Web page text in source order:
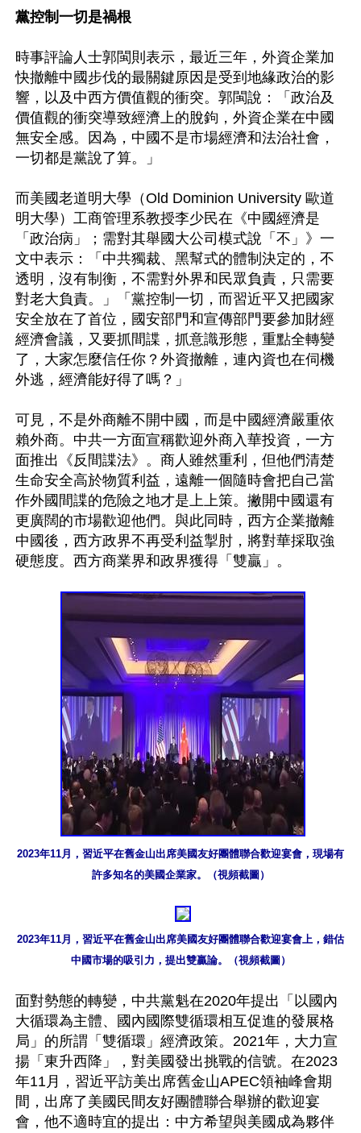
黨控制一切是禍根
時事評論人士郭閩則表示，最近三年，外資企業加
快撤離中國步伐的最關鍵原因是受到地緣政治的影
響，以及中西方價值觀的衝突。郭閩說：「政治及
價值觀的衝突導致經濟上的脫鉤，外資企業在中國
無安全感。因為，中國不是市場經濟和法治社會，
一切都是黨說了算。」
而美國老道明大學（Old Dominion University 歐道
明大學）工商管理系教授李少民在《中國經濟是
「政治病」；需對其舉國大公司模式說「不」》一
文中表示：「中共獨裁、黑幫式的體制決定的，不
透明，沒有制衡，不需對外界和民眾負責，只需要
對老大負責。」「黨控制一切，而習近平又把國家
安全放在了首位，國安部門和宣傳部門要參加財經
經濟會議，又要抓間諜，抓意識形態，重點全轉變
了，大家怎麼信任你？外資撤離，連內資也在伺機
外逃，經濟能好得了嗎？」
可見，不是外商離不開中國，而是中國經濟嚴重依
賴外商。中共一方面宣稱歡迎外商入華投資，一方
面推出《反間諜法》。商人雖然重利，但他們清楚
生命安全高於物質利益，遠離一個隨時會把自己當
作外國間諜的危險之地才是上上策。撇開中國還有
更廣闊的市場歡迎他們。與此同時，西方企業撤離
中國後，西方政界不再受利益掣肘，將對華採取強
硬態度。西方商業界和政界獲得「雙贏」。
2023年11月，習近平在舊金山出席美國友好團體聯合歡迎宴會，現場有
許多知名的美國企業家。（視頻截圖）
2023年11月，習近平在舊金山出席美國友好團體聯合歡迎宴會上，錯估
中國市場的吸引力，提出雙贏論。（視頻截圖）
面對勢態的轉變，中共黨魁在2020年提出「以國內
大循環為主體、國內國際雙循環相互促進的發展格
局」的所謂「雙循環」經濟政策。2021年，大力宣
揚「東升西降」，對美國發出挑戰的信號。在2023
年11月，習近平訪美出席舊金山APEC領袖峰會期
間，出席了美國民間友好團體聯合舉辦的歡迎宴
會，他不適時宜的提出：中方希望與美國成為夥伴